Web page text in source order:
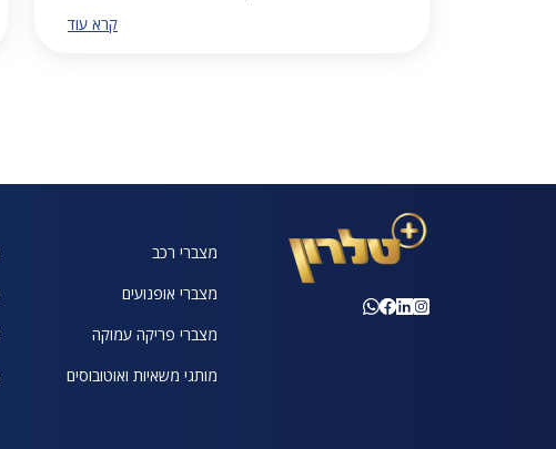
קרא עוד
מצברי רכב
מצברי אופנועים
מצברי פריקה עמוקה
מותגי משאיות ואוטובוסים